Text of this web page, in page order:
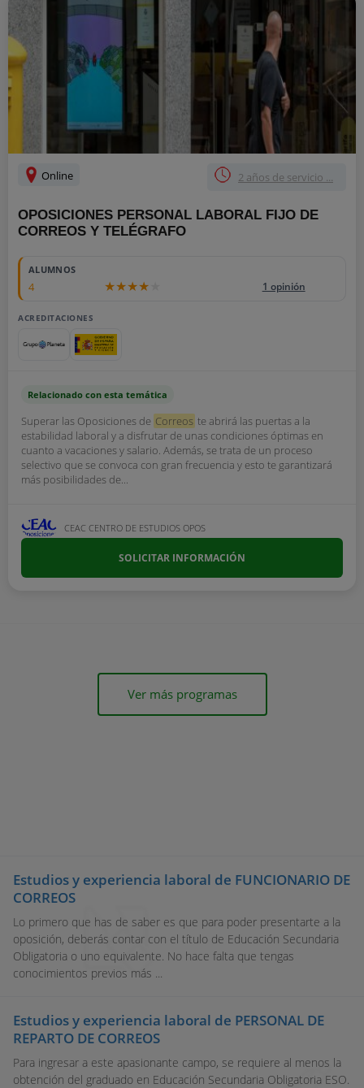
Online 2 años de servicio ...
OPOSICIONES PERSONAL LABORAL FIJO DE
CORREOS Y TELÉGRAFO
ALUMNOS
4 1 opinión
ACREDITACIONES
Relacionado con esta temática
Superar las Oposiciones de Correos te abrirá las puertas a la
estabilidad laboral y a disfrutar de unas condiciones óptimas en
cuanto a vacaciones y salario. Además, se trata de un proceso
selectivo que se convoca con gran frecuencia y esto te garantizará
más posibilidades de...
CEAC CENTRO DE ESTUDIOS OPOS
SOLICITAR INFORMACIÓN
Ver más programas
Estudios y experiencia laboral de FUNCIONARIO DE
CORREOS
Lo primero que has de saber es que para poder presentarte a la
oposición, deberás contar con el título de Educación Secundaria
Obligatoria o uno equivalente. No hace falta que tengas
conocimientos previos más ...
Estudios y experiencia laboral de PERSONAL DE
REPARTO DE CORREOS
Para ingresar a este apasionante campo, se requiere al menos la
obtención del graduado en Educación Secundaria Obligatoria ESO.